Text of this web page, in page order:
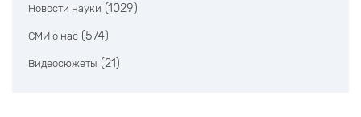
Новости науки (1029)
СМИ о нас (574)
Видеосюжеты (21)